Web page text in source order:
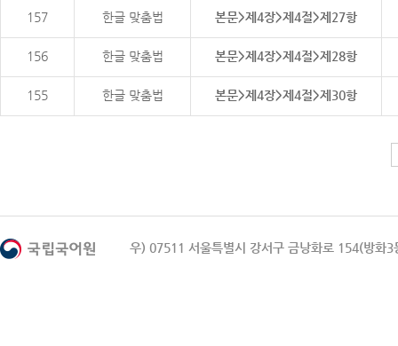
157 한글 맞춤법 본문>제4장>제4절>제27항
156 한글 맞춤법 본문>제4장>제4절>제28항
155 한글 맞춤법 본문>제4장>제4절>제30항
우) 07511 서울특별시 강서구 금낭화로 154(방화3